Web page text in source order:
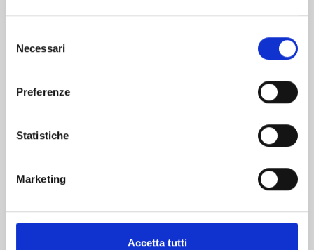
delNecessari
Preferenze
Statistiche
Marketing
Accetta tutti